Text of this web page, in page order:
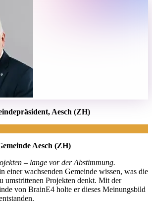
Aesch (ZH)
Aesch (ZH)
– lange vor der Abstimmung.
einer wachsenden Gemeinde wissen, was die
umstrittenen Projekten denkt. Mit der
von BrainE4 holte er dieses Meinungsbild